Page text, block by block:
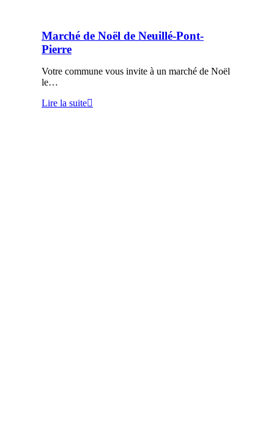
Marché de Noël de Neuillé-Pont-
Pierre
Votre commune vous invite à un marché de Noël
le…
Lire la suite